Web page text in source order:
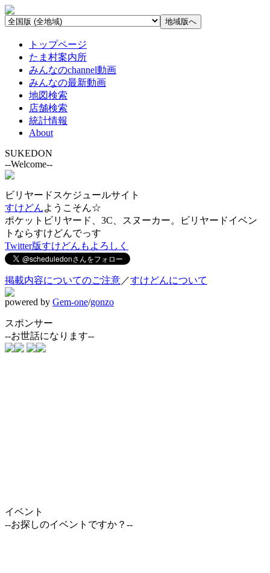
トップページ
たま村案内所
みんなのchannel動画
みんなの最新動画
地図検索
店舗検索
統計情報
About
SUKEDON
--Welcome--
ビリヤードスケジュールサイト
すけどんようこそん☆
ポケットビリヤード、3C、スヌーカー。ビリヤードイベン
トならすけどんでっす
Twitter版すけどんもよろしく
掲載内容についてのご注意／すけどんについて
powered by Gem-one/gonzo
スポンサー
--お世話になります--
イベント
--お探しのイベントですか？--